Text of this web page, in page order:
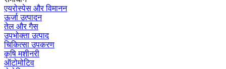
एयरोस्पेस और विमानन
ऊर्जा उत्पादन
तेल और गैस
उपभोक्ता उत्पाद
चिकित्सा उपकरण
कृषि मशीनरी
ऑटोमोटिव